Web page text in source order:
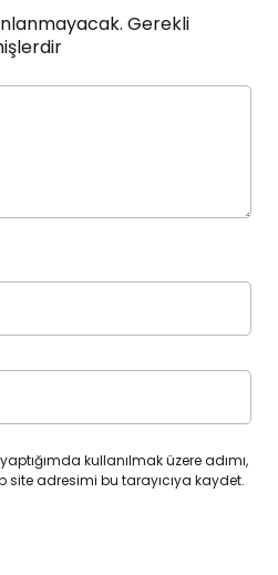
Gerekli
kullanılmak üzere adımı,
adresimi bu tarayıcıya kaydet.